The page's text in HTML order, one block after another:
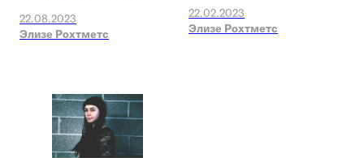
22.08.2023
Элизе Рохтметс
22.02.2023
Элизе Рохтметс